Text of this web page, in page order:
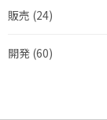
販売 (24)
開発 (60)